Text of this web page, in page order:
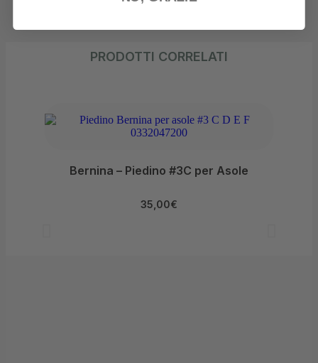
PRODOTTI CORRELATI
Bernina – Piedino #3C per Asole
35,00€